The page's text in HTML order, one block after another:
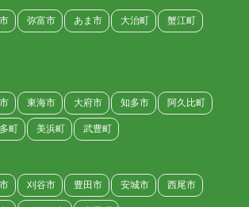
弥富市 あま市 大治町 蟹江町
東海市 大府市 知多市 阿久比町
町 美浜町 武豊町
刈谷市 豊田市 安城市 西尾市